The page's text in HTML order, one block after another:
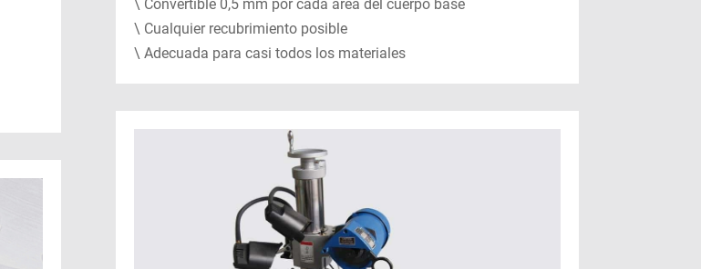
\ Convertible 0,5 mm por cada área del cuerpo base
\ Cualquier recubrimiento posible
\ Adecuada para casi todos los materiales